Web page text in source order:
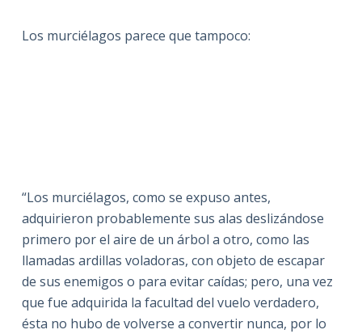
Los murciélagos parece que tampoco:
“Los murciélagos, como se expuso antes,
adquirieron probablemente sus alas deslizándose
primero por el aire de un árbol a otro, como las
llamadas ardillas voladoras, con objeto de escapar
de sus enemigos o para evitar caídas; pero, una vez
que fue adquirida la facultad del vuelo verdadero,
ésta no hubo de volverse a convertir nunca, por lo